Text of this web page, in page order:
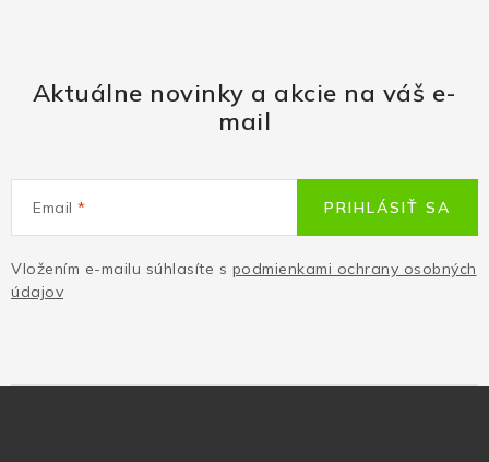
Aktuálne novinky a akcie na váš e-
mail
Email
Vložením e-mailu súhlasíte s podmienkami ochrany osobných
údajov
PRIHLÁSIŤ SA